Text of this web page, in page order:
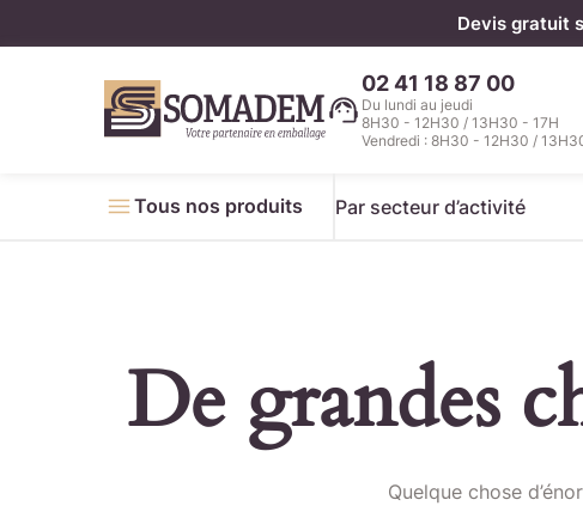
Devis gratuit
02 41 18 87 00
Du lundi au jeudi
8H30 - 12H30 / 13H30 - 17H
Vendredi : 8H30 - 12H30 /
Tous nos produits Par secteur d’activité
De grandes
Quelque chose